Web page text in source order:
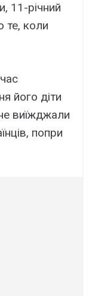
11-річний
те, коли
його діти
виїжджали
попри